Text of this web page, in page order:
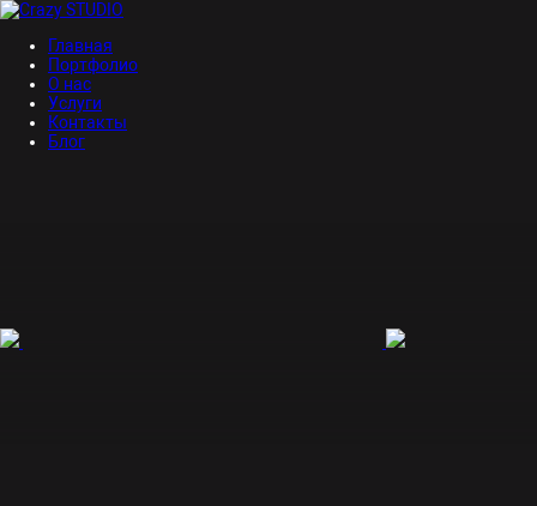
Главная
Портфолио
О нас
Услуги
Контакты
Блог